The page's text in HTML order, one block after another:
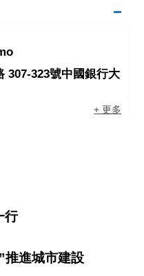
307-323號中國銀行大
+ 更多
行
推進城市建設